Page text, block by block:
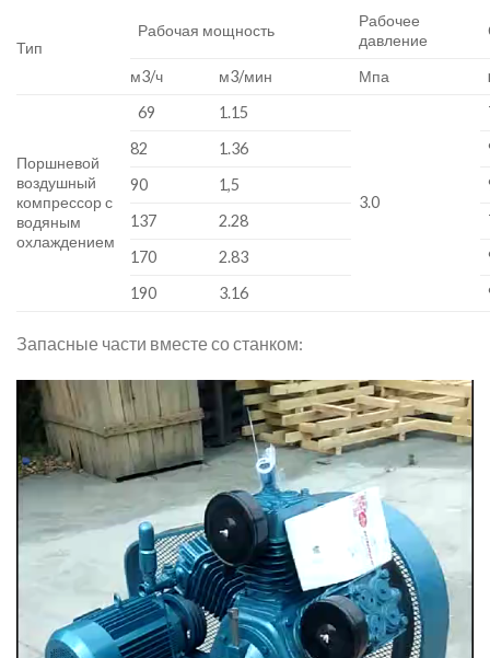
Тип
Рабочая мощность
Рабочее
давление
м3/ч м3/мин Мпа
Поршневой
воздушный
компрессор с
водяным
охлаждением
69 1.15
3.0
82
1.36
90
1,5
137
2.28
170
2.83
190
3.16
Запасные части вместе со станком:
Video
Player